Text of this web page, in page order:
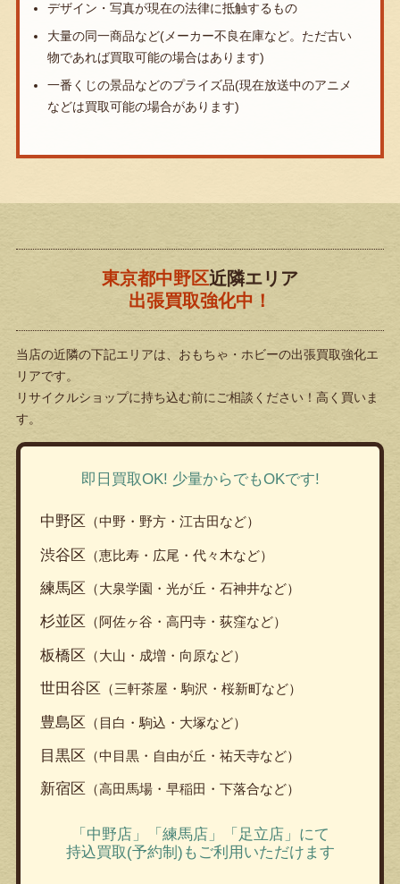
デザイン・写真が現在の法律に抵触するもの
大量の同一商品など(メーカー不良在庫など。ただ古い
物であれば買取可能の場合はあります)
一番くじの景品などのプライズ品(現在放送中のアニメ
などは買取可能の場合があります)
東京都中野区近隣エリア
出張買取強化中！
当店の近隣の下記エリアは、おもちゃ・ホビーの出張買取強化エ
リアです。
リサイクルショップに持ち込む前にご相談ください！高く買いま
す。
即日買取OK! 少量からでもOKです!
中野区 （中野・野方・江古田など）
渋谷区 （恵比寿・広尾・代々木など）
練馬区 （大泉学園・光が丘・石神井など）
杉並区 （阿佐ヶ谷・高円寺・荻窪など）
板橋区 （大山・成増・向原など）
世田谷区 （三軒茶屋・駒沢・桜新町など）
豊島区 （目白・駒込・大塚など）
目黒区 （中目黒・自由が丘・祐天寺など）
新宿区 （高田馬場・早稲田・下落合など）
「中野店」「練馬店」「足立店」にて
持込買取(予約制)もご利用いただけます